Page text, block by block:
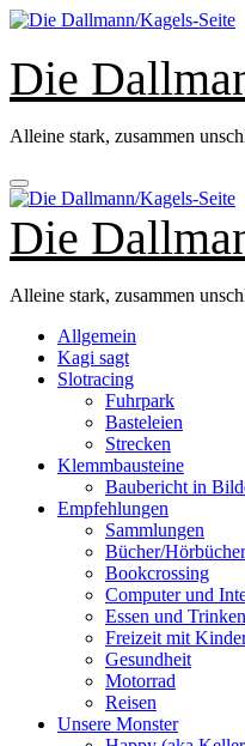
Zum
springen
Die
Alleine stark, zusammen
Die
Alleine stark, zusammen
Allgemein
Kagi sagt
Slotracing
Fuhrpark
Basteleien
Strecken
Klemmbausteine
Baubericht in
Empfehlungen
Sammlungen
Bücher/
Bookcrossing
Computer und
Essen und Trinken
Freizeit mit
Gesundheit
Motorrad
Reisen
Unsere Monster